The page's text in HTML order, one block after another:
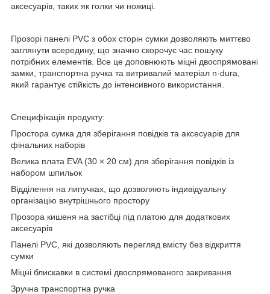
аксесуарів, таких як голки чи ножиці.
Прозорі панелі PVC з обох сторін сумки дозволяють миттєво
заглянути всередину, що значно скорочує час пошуку
потрібних елементів. Все це доповнюють міцні двоспрямовані
замки, транспортна ручка та витривалий матеріал n-dura,
який гарантує стійкість до інтенсивного використання.
Специфікація продукту:
Простора сумка для зберігання повідків та аксесуарів для
фінальних наборів
Велика плата EVA (30 × 20 см) для зберігання повідків із
набором шпильок
Відділення на липучках, що дозволяють індивідуальну
організацію внутрішнього простору
Прозора кишеня на застібці під платою для додаткових
аксесуарів
Панелі PVC, які дозволяють перегляд вмісту без відкриття
сумки
Міцні блискавки в системі двоспрямованого закривання
Зручна транспортна ручка